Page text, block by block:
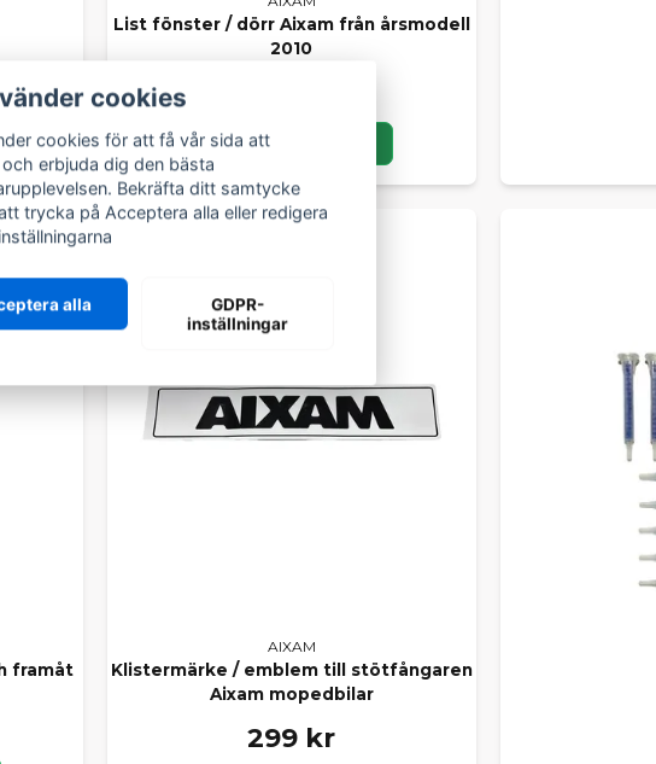
List fönster / dörr Aixam från årsmodell
2010
LÄGG I KORGEN
framåt
AIXAM
Klistermärke / emblem till stötfångaren
Aixam mopedbilar
299 kr
cookies
cookies för att få vår sida att
erbjuda dig den bästa
Bekräfta ditt samtycke
trycka på Acceptera alla eller redigera
alla
GDPR-
inställningar